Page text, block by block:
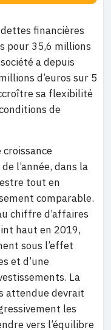
financières
pour 35,6 millions
a depuis
d’euros sur 5
sa flexibilité
de
l’année, dans la
tout en
comparable.
chiffre d’affaires
haut en 2019,
sous l’effet
et d’une
La
attendue devrait
les
vers l’équilibre